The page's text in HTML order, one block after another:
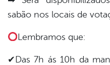
sabão nos locais de
Lembramos que:
✔Das 7h ás 10h da